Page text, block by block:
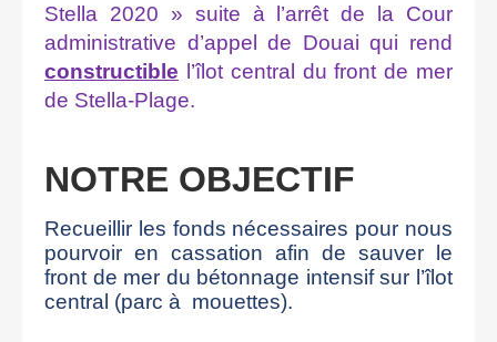
Stella 2020 » suite à l’arrêt de la Cour
administrative d’appel de Douai qui rend
constructible l’îlot central du front de mer
de Stella-Plage.
NOTRE OBJECTIF
Recueillir les fonds nécessaires pour nous
pourvoir en cassation afin de sauver le
front de mer du bétonnage intensif sur l’îlot
central (parc à mouettes).